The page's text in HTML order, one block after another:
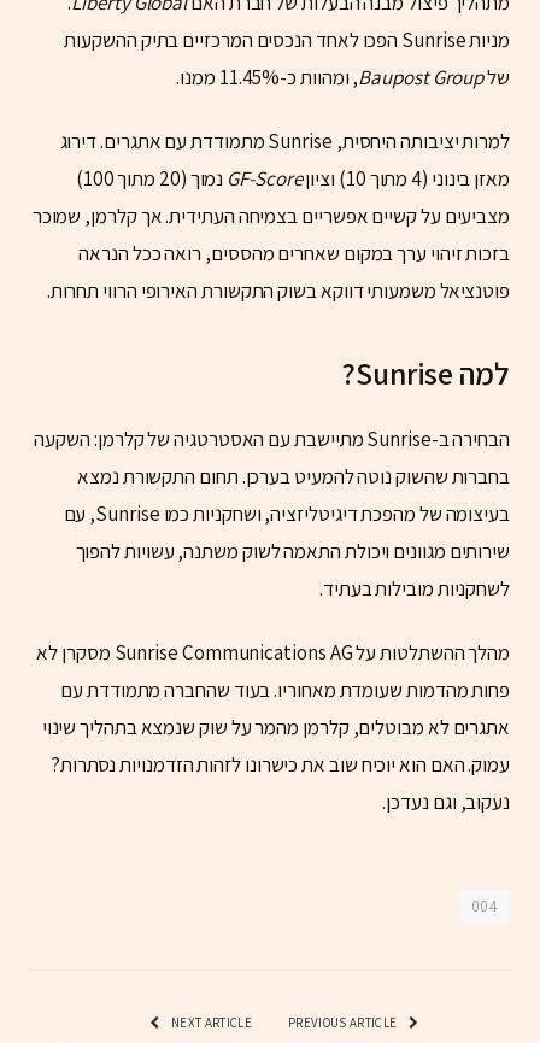
מניות Sunrise הפכו לאחד הנכסים המרכזיים בתיק ההשקעות
שלBaupost Group, ומהוות כ-11.45% ממנו.
למרות יציבותה היחסית, Sunrise מתמודדת עם אתגרים. דירוג
מאזן בינוני (4 מתוך 10) וציון
GF-Score
נמוך (20 מתוך 100)
מצביעים על קשיים אפשריים בצמיחה העתידית. אך קלרמן, שמוכר
בזכות זיהוי ערך במקום שאחרים מהססים, רואה ככל הנראה
פוטנציאל משמעותי דווקא בשוק התקשורת האירופי הרווי תחרות.
למה Sunrise?
הבחירה ב-Sunrise מתיישבת עם האסטרטגיה של קלרמן: השקעה
בחברות שהשוק נוטה להמעיט בערכן. תחום התקשורת נמצא
בעיצומה של מהפכת דיגיטליזציה, ושחקניות כמו Sunrise, עם
שירותים מגוונים ויכולת התאמה לשוק משתנה, עשויות להפוך
לשחקניות מובילות בעתיד.
מהלך ההשתלטות על Sunrise Communications AG מסקרן לא
פחות מהדמות שעומדת מאחוריו. בעוד שהחברה מתמודדת עם
אתגרים לא מבוטלים, קלרמן מהמר על שוק שנמצא בתהליך שינוי
עמוק. האם הוא יוכיח שוב את כישרונו לזהות הזדמנויות נסתרות?
נעקוב, וגם נעדכן.
004
NEXT ARTICLE